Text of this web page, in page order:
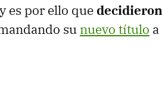
es por ello que
su nuevo título